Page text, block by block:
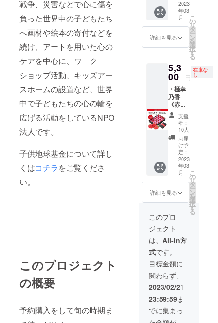
戦争、災害などで心に傷を
負った世界中の子どもたち
へ画材や絵本の寄付などを
続け、アートを用いた心の
ケアを中心に、ワーク
ショップ活動、キッズアー
スホームの設置など、世界
中で子どもたちの心の輪を
広げる活動をしているNPO
法人です。
子供地球基金について詳し
くはコチラをご覧くださ
い。
このプロジェクト
の概要
予約購入をして旬の時期ま
村苺園
〒869-
0404 熊
本県宇
土市走
潟町993
召し上
がり下
さい) 保
存方
法：冷
園村苺
園 〒
0404 熊
本県宇
土市走
潟町993
名称：
バタ苺
（生）
原材
料：バ
ター、
苺、砂
糖 内容
量：
100g 賞
造後7日
法：
10℃以
存 製造
者：園
村苺園
園村竹
識 熊本
市走潟
町993
名称：
極幸乃
《赤》
内容
量：
安：14
～20
粒） 賞
味期
限：配
送日か
ら約3日
(なるべ
くお早
めにお
召し上
がり下
さい) 保
存方
法：冷
蔵にて
保管 製
園 〒
0404 熊
本県宇
土市走
潟町993
2023
年03
月
詳細を見る
こ
の
リ
タ
ー
ン
を
選
択
す
る
5,3
00 円
在庫な
し
・極幸
乃香
《赤》
500g ・
生産者
レポー
ト 10
セット
限定の
割引価
格で
す。送
料1,650
円込
み。 名
幸乃香
《赤》
内容
量：
500g
（目
安：14
～20
粒） 賞
味期
限：配
送日か
ら約3日
(なるべ
支援
者：
10人
お届
け予
定：
2023
年03
月
詳細を見る
こ
の
リ
タ
ー
ン
を
選
択
す
る
このプロ
ジェクト
は、 All-In方
式です。
目標金額に
関わらず、
2023/02/21
23:59:59ま
でに集まっ